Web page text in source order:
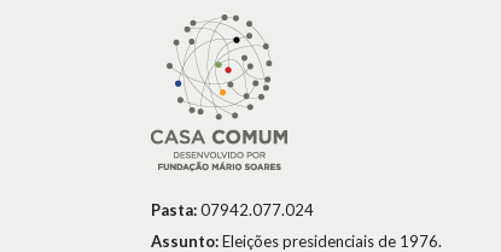
Pasta:07942.077.024
Assunto:Eleições presidenciais de 1976.